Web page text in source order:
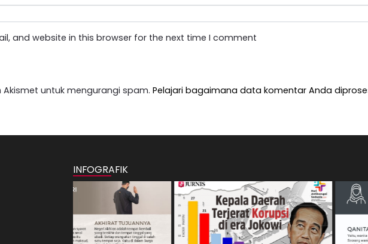
and website in this browser for the next time I comment
Akismet untuk mengurangi spam. Pelajari bagaimana data komentar Anda
INFOGRAFIK